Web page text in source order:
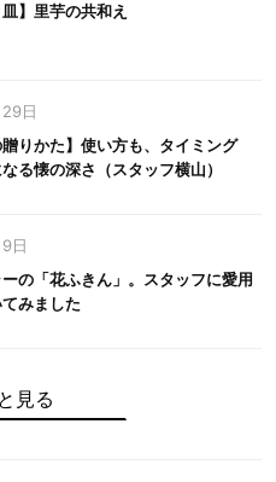
皿】里芋の共和え
日
贈りかた】使い方も、タイミング
る懐の深さ（スタッフ横山）
日
の「花ふきん」。スタッフに愛用
みました
らできる“いいもの”を作り続ける。
届けたい、麻の魅力をのせた衣「中
店の謎を解く、6つの問いと1つの答
本に工芸があるように。中川政七
店スタッフが綴る「今日も、土鍋ま
好きなもの】素麺だけじゃもったい
見る